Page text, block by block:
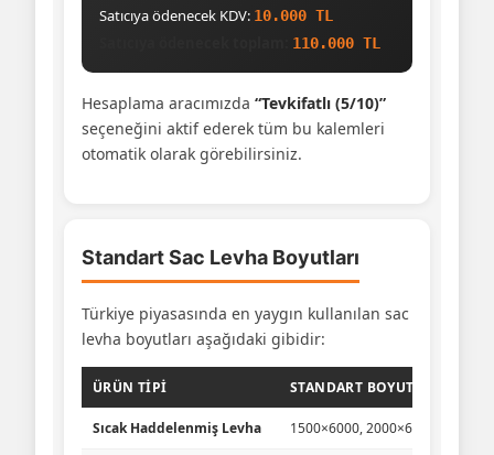
Satıcıya ödenecek KDV: 10.000 TL
110.000 TL
Hesaplama aracımızda “Tevkifatlı (5/10)”
seçeneğini aktif ederek tüm bu kalemleri
otomatik olarak görebilirsiniz.
Standart Sac Levha Boyutları
Türkiye piyasasında en yaygın kullanılan sac
levha boyutları aşağıdaki gibidir:
ÜRÜN TIPI STANDART BOYUTLAR (MM)
Sıcak Haddelenmiş Levha 1500×6000, 2000×6000